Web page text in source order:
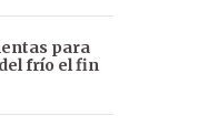
para
frío el fin